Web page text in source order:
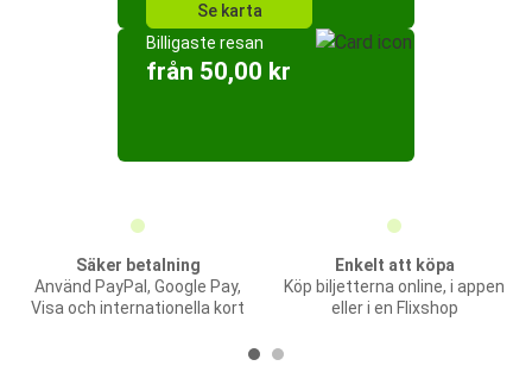
Se karta
Billigaste resan
från 50,00 kr
Säker betalning
Använd PayPal, Google Pay,
Visa och internationella kort
Enkelt att köpa
Köp biljetterna online, i appen
eller i en Flixshop